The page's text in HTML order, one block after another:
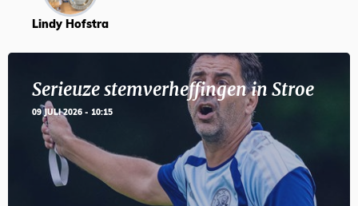
Lindy Hofstra
Serieuze stemverheffingen in Stroe
09 JULI 2026 - 10:15